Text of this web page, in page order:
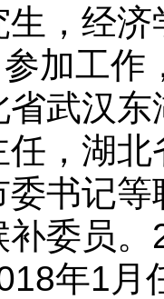
，经
加工作
武汉
，湖
委书记
补委员
年1月